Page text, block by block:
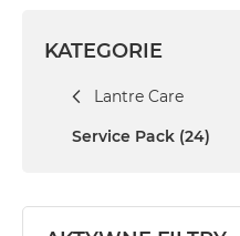
MacBook
Neo
Cytrusowożółty
MacBook
KATEGORIE
Lantre Care
Service Pack (24)